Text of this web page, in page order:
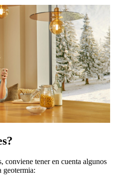
conviene tener en cuenta algunos
geotermia: